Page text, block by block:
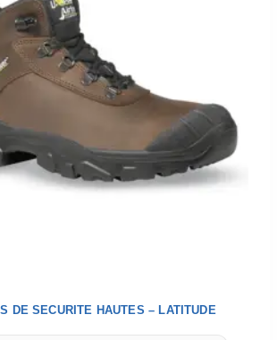
DE SECURITE HAUTES – LATITUDE